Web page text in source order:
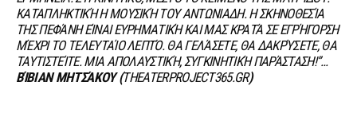
ΚΑΤΑΠΛΗΚΤΙΚΉ Η ΜΟΥΣΙΚΉ ΤΟΥ ΑΝΤΩΝΙΑΔΗ. Η ΣΚΗΝΟΘΕΣΊΑ
ΤΗΣ ΠΕΦΆΝΗ ΕΊΝΑΙ ΕΥΡΗΜΑΤΙΚΉ ΚΑΙ ΜΑΣ ΚΡΑΤΆ ΣΕ ΕΓΡΉΓΟΡΣΗ
ΜΈΧΡΙ ΤΟ ΤΕΛΕΥΤΑΊΟ ΛΕΠΤΌ. ΘΑ ΓΕΛΆΣΕΤΕ, ΘΑ ΔΑΚΡΎΣΕΤΕ, ΘΑ
ΤΑΥΤΙΣΤΕΊΤΕ. ΜΙΑ ΑΠΟΛΑΥΣΤΙΚΉ, ΣΥΓΚΙΝΗΤΙΚΉ ΠΑΡΆΣΤΑΣΗ!”…
ΒΊΒΙΑΝ ΜΗΤΣΆΚΟΥ (THEATERPROJECT365.GR)